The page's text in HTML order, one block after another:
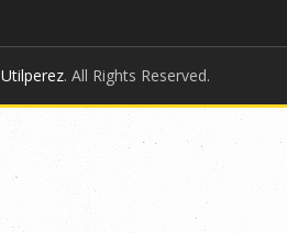
Utilperez. All Rights Reserved.